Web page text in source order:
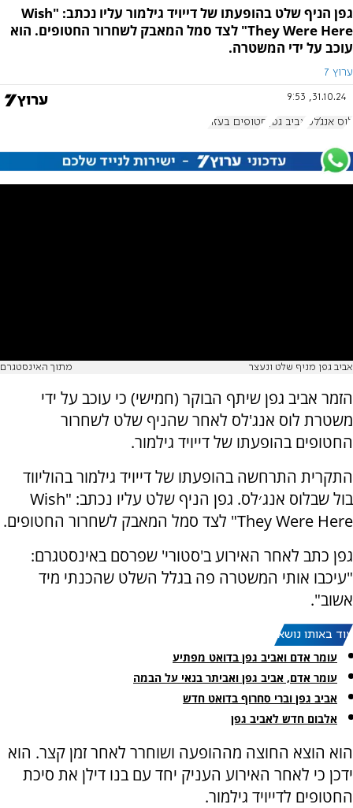
גפן הניף שלט בהופעתו של דייויד גילמור עליו נכתב: "Wish
They Were Here" לצד סמל המאבק לשחרור החטופים. הוא
עוכב על ידי המשטרה.
ערוץ 7
31.10.24, 9:53
לוס אנג'לס אביב גפן חטופים בעזה
אביב גפן מניף שלט ונעצר מתוך האינסטגרם
הזמר אביב גפן שיתף הבוקר (חמישי) כי עוכב על ידי
משטרת לוס אנג'לס לאחר שהניף שלט לשחרור
החטופים בהופעתו של דייויד גילמור.
התקרית התרחשה בהופעתו של דייויד גילמור בהוליווד
בול שבלוס אנג׳לס. גפן הניף שלט עליו נכתב: "Wish
They Were Here" לצד סמל המאבק לשחרור החטופים.
גפן כתב לאחר האירוע ב'סטורי' שפרסם באינסטגרם:
"עיכבו אותי המשטרה פה בגלל השלט שהכנתי מיד
אשוב".
עוד באותו נושא:
עומר אדם ואביב גפן בדואט מפתיע
עומר אדם, אביב גפן ואביתר בנאי על הבמה
אביב גפן וברי סחרוף בדואט חדש
אלבום חדש לאביב גפן
הוא הוצא החוצה מההופעה ושוחרר לאחר זמן קצר. הוא
ידכן כי לאחר האירוע העניק יחד עם בנו דילן את סיכת
החטופים לדייויד גילמור.